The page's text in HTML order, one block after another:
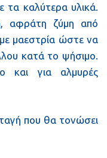
καλύτερα υλικά.
αφράτη ζύμη από
μαεστρία ώστε να
κατά το ψήσιμο.
και για αλμυρές
που θα τονώσει